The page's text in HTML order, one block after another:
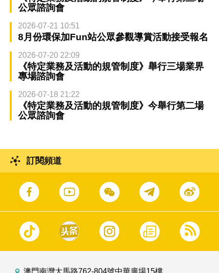
公眾諮詢會
2026-07-21 10:51
8月份環保加Fun站公眾參觀導賞活動接受報名
2026-07-20 22:09
《特定業務及活動的規管制度》舉行三場業界
專場諮詢會
2026-07-18 21:22
《特定業務及活動的規管制度》今舉行第二場
公眾諮詢會
訂閱頻道
澳門南灣大馬路762-804號中華廣場15樓